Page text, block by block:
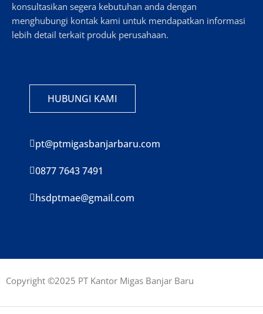
konsultasikan segera kebutuhan anda dengan
menghubungi kontak kami untuk mendapatkan informasi
lebih detail terkait produk perusahaan.
HUBUNGI KAMI
pt@ptmigasbanjarbaru.com
0877 7643 7491
hsdptmae@gmail.com
Copyright ©2025 PT Kantor Migas Banjar Baru